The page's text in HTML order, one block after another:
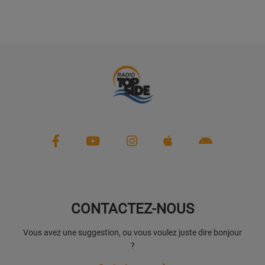
CONTACTEZ-NOUS
Vous avez une suggestion, ou vous voulez juste dire bonjour
?